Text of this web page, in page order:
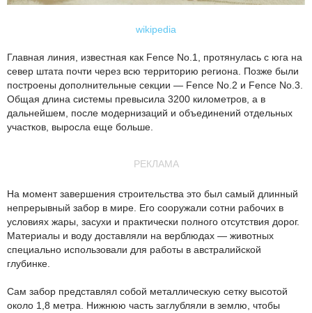
wikipedia
Главная линия, известная как Fence No.1, протянулась с юга на
север штата почти через всю территорию региона. Позже были
построены дополнительные секции — Fence No.2 и Fence No.3.
Общая длина системы превысила 3200 километров, а в
дальнейшем, после модернизаций и объединений отдельных
участков, выросла еще больше.
РЕКЛАМА
На момент завершения строительства это был самый длинный
непрерывный забор в мире. Его сооружали сотни рабочих в
условиях жары, засухи и практически полного отсутствия дорог.
Материалы и воду доставляли на верблюдах — животных
специально использовали для работы в австралийской
глубинке.
Сам забор представлял собой металлическую сетку высотой
около 1,8 метра. Нижнюю часть заглубляли в землю, чтобы